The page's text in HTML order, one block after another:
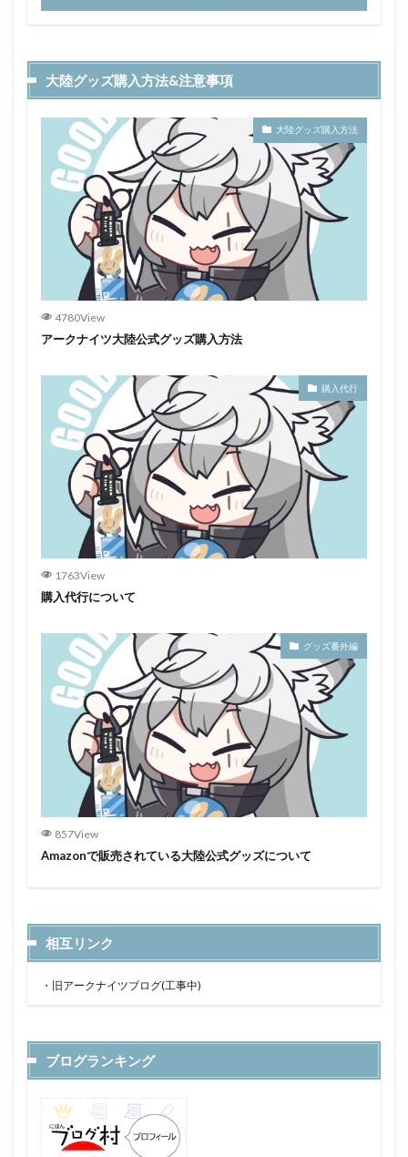
大陸グッズ購入方法&注意事項
大陸グッズ購入方法
4780View
アークナイツ大陸公式グッズ購入方法
購入代行
1763View
購入代行について
グッズ番外編
857View
Amazonで販売されている大陸公式グッズについて
相互リンク
・ 旧アークナイツブログ(工事中)
ブログランキング